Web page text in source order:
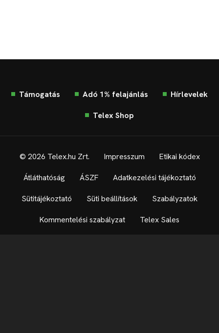
Támogatás Adó 1% felajánlás Hírlevelek
Telex Shop
© 2026 Telex.hu Zrt. Impresszum Etikai kódex
Átláthatóság ÁSZF Adatkezelési tájékoztató
Sütitájékoztató Süti beállítások Szabályzatok
Kommentelési szabályzat Telex Sales